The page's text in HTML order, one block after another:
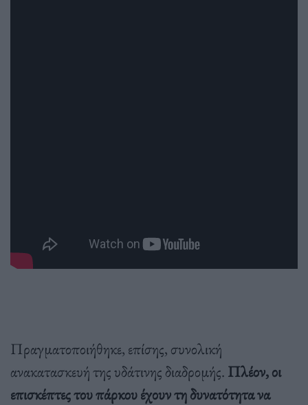
Πραγματοποιήθηκε, επίσης, συνολική
ανακατασκευή της υδάτινης διαδρομής. Πλέον, οι
επισκέπτες του πάρκου έχουν τη δυνατότητα να